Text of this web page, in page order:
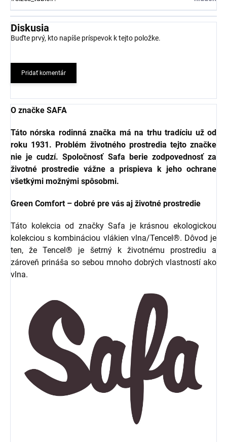
Diskusia
Buďte prvý, kto napíše príspevok k tejto položke.
Pridať komentár
O značke SAFA
Táto nórska rodinná značka má na trhu tradíciu už od
roku 1931. Problém životného prostredia tejto značke
nie je cudzí. Spoločnosť Safa berie zodpovednosť za
životné prostredie vážne a prispieva k jeho ochrane
všetkými možnými spôsobmi.
Green Comfort – dobré pre vás aj životné prostredie
Táto kolekcia od značky Safa je krásnou ekologickou
kolekciou s kombináciou vlákien vlna/Tencel®. Dôvod je
ten, že Tencel® je šetrný k životnému prostrediu a
zároveň prináša so sebou mnoho dobrých vlastností ako
vlna.